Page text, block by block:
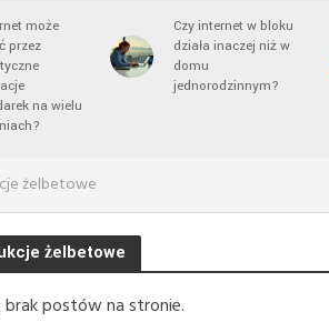
może
przez
na wielu
Czy internet w bloku
działa inaczej niż w
domu
jednorodzinnym?
żelbetowe
żelbetowe
brak postów na stronie.